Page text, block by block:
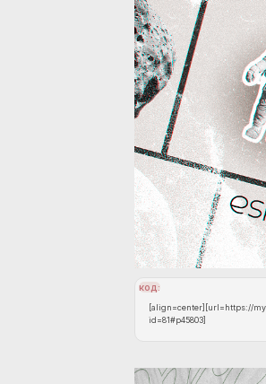
код:
[align=center][url=https://
id=81#p45803]